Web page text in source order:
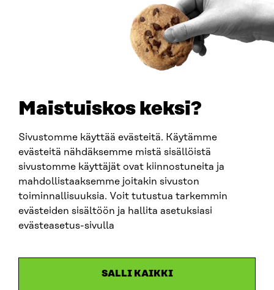
Maistuiskos keksi?
Sivustomme käyttää evästeitä. Käytämme
evästeitä nähdäksemme mistä sisällöistä
sivustomme käyttäjät ovat kiinnostuneita ja
mahdollistaaksemme joitakin sivuston
toiminnallisuuksia. Voit tutustua tarkemmin
evästeiden sisältöön ja hallita asetuksiasi
evästeasetus-sivulla
SALLI KAIKKI
SITRA SOSIAALISESSA MEDIASSA
LinkedIn
Instagram
YouTube